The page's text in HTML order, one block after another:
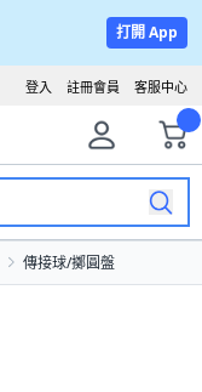
打開 App
客服中心
註冊會員
登入
傳接球/擲圓盤